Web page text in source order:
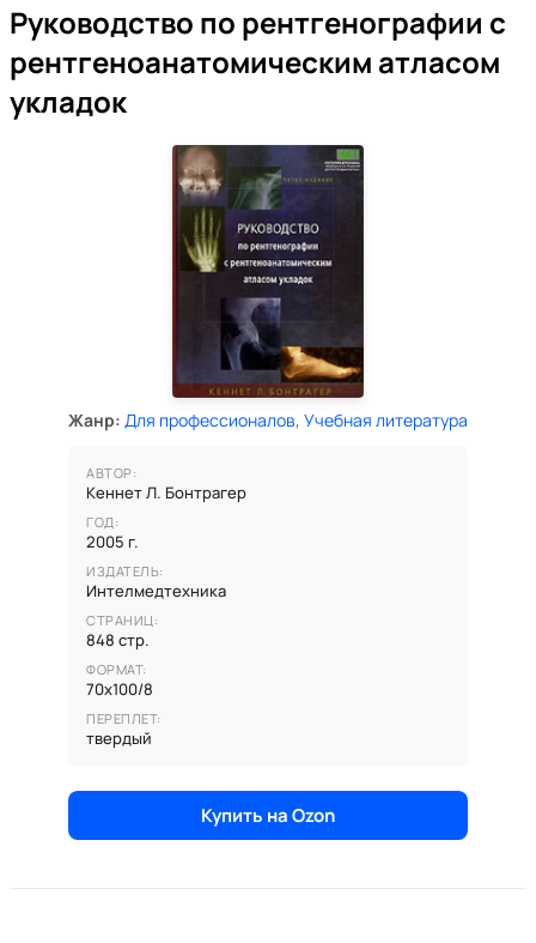
Руководство по рентгенографии с
рентгеноанатомическим атласом
укладок
Жанр: Для профессионалов, Учебная литература
АВТОР:
Кеннет Л. Бонтрагер
ГОД:
2005 г.
ИЗДАТЕЛЬ:
Интелмедтехника
СТРАНИЦ:
848 стр.
ФОРМАТ:
70x100/8
ПЕРЕПЛЕТ:
твердый
Купить на Ozon